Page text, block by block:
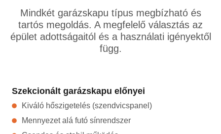
Mindkét garázskapu típus megbízható és
tartós megoldás. A megfelelő választás az
épület adottságaitól és a használati igényektől
függ.
Szekcionált garázskapu előnyei
Kiváló hőszigetelés (szendvicspanel)
Mennyezet alá futó sínrendszer